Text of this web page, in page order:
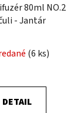
80ml NO.2
- Jantár
(6 ks)
DETAIL